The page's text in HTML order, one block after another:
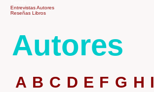
Entrevistas Autores
Reseñas Libros
Autores
A B C D E F G H I